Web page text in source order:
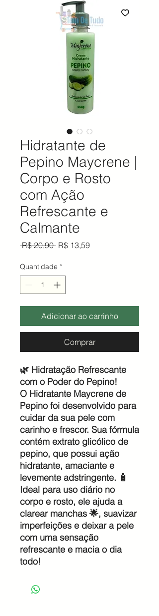
Hidratante de
Pepino Maycrene |
Corpo e Rosto
com Ação
Refrescante e
Calmante
R$ 20,90 Preço normal
R$ 13,59Preço promocional
Quantidade *
Adicionar ao carrinho
Comprar
🌿 Hidratação Refrescante
com o Poder do Pepino!
O Hidratante Maycrene de
Pepino foi desenvolvido para
cuidar da sua pele com
carinho e frescor. Sua fórmula
contém extrato glicólico de
pepino, que possui ação
hidratante, amaciante e
levemente adstringente. 🧴
Ideal para uso diário no
corpo e rosto, ele ajuda a
clarear manchas 🌟, suavizar
imperfeições e deixar a pele
com uma sensação
refrescante e macia o dia
todo!